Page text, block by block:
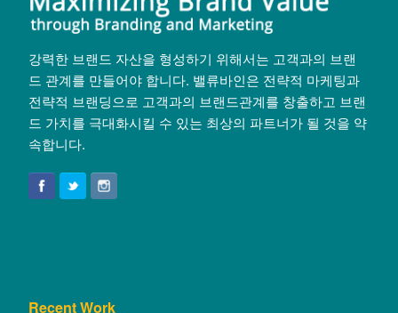
강력한 브랜드 자산을 형성하기 위해서는 고객과의 브랜
드 관계를 만들어야 합니다. 밸류바인은 전략적 마케팅과
전략적 브랜딩으로 고객과의 브랜드관계를 창출하고 브랜
드 가치를 극대화시킬 수 있는 최상의 파트너가 될 것을 약
속합니다.
Recent Work